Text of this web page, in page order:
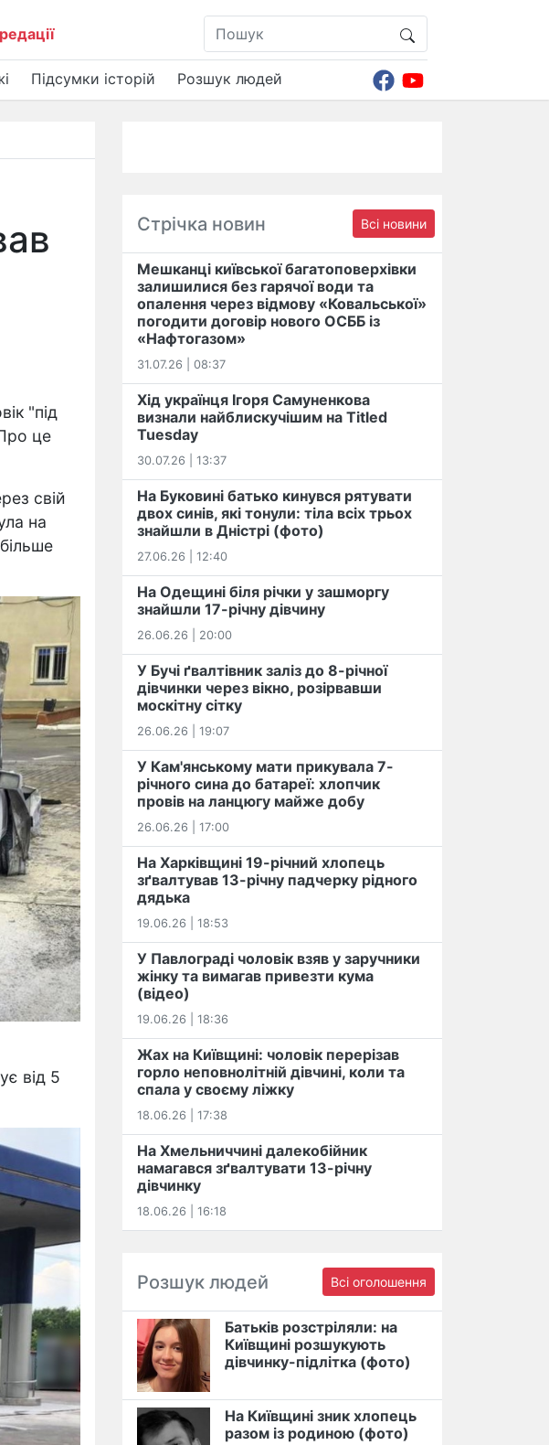
Підсумки історій Розшук людей
"під
це
свій
на
від 5
Стрічка новин Всі новини
Мешканці київської багатоповерхівки
залишилися без гарячої води та
опалення через відмову «Ковальської»
погодити договір нового ОСББ із
«Нафтогазом»
31.07.26 | 08:37
Хід українця Ігоря Самуненкова
визнали найблискучішим на Titled
Tuesday
30.07.26 | 13:37
На Буковині батько кинувся рятувати
двох синів, які тонули: тіла всіх трьох
знайшли в Дністрі (фото)
27.06.26 | 12:40
На Одещині біля річки у зашморгу
знайшли 17-річну дівчину
26.06.26 | 20:00
У Бучі ґвалтівник заліз до 8-річної
дівчинки через вікно, розірвавши
москітну сітку
26.06.26 | 19:07
У Кам'янському мати прикувала 7-
річного сина до батареї: хлопчик
провів на ланцюгу майже добу
26.06.26 | 17:00
На Харківщині 19-річний хлопець​
️зґвалтував 13-річну падчерку рідного
дядька
19.06.26 | 18:53
У Павлограді чоловік взяв у заручники
жінку та вимагав привезти кума
(відео)
19.06.26 | 18:36
Жах на Київщині: чоловік перерізав
горло неповнолітній дівчині, коли та
спала у своєму ліжку
18.06.26 | 17:38
На Хмельниччині далекобійник
намагався зґвалтувати 13-річну
дівчинку
18.06.26 | 16:18
Розшук людей Всі оголошення
Батьків розстріляли: на
Київщині розшукують
дівчинку-підлітка (фото)
На Київщині зник хлопець
разом із родиною (фото)